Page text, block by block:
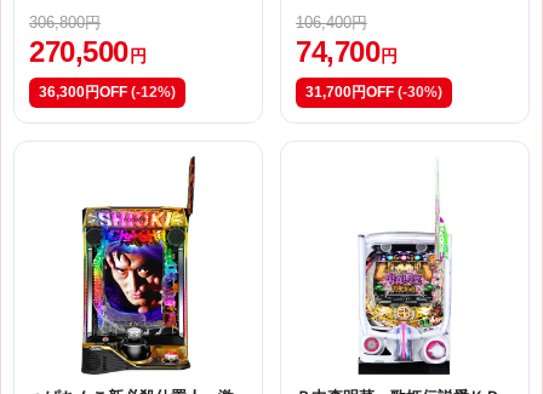
306,800円
270,500 円
36,300円OFF (-12%)
106,400円
74,700 円
31,700円OFF (-30%)